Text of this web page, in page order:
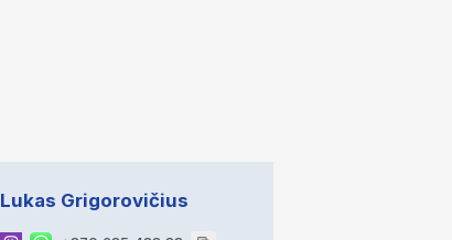
Lukas Grigorovičius